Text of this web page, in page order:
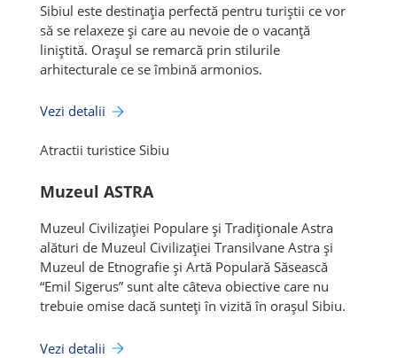
Sibiul este destinația perfectă pentru turiștii ce vor
să se relaxeze și care au nevoie de o vacanță
liniștită. Orașul se remarcă prin stilurile
arhitecturale ce se îmbină armonios.
Vezi detalii
Atractii turistice Sibiu
Muzeul ASTRA
Muzeul Civilizației Populare și Tradiționale Astra
alături de Muzeul Civilizației Transilvane Astra și
Muzeul de Etnografie și Artă Populară Săsească
“Emil Sigerus” sunt alte câteva obiective care nu
trebuie omise dacă sunteți în vizită în orașul Sibiu.
Vezi detalii